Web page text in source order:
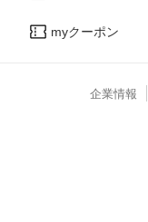
myクーポン
企業情報